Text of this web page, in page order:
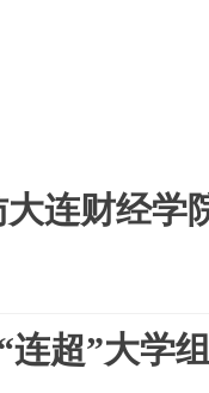
连财经学
连超”大学